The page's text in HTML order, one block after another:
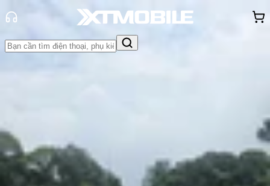
mãi
hàng - Sự kiện
Bypass Charging là gì? Cách bật